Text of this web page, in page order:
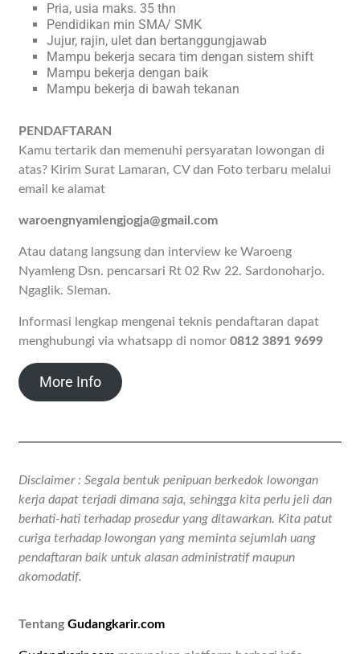
Pria, usia maks. 35 thn
Pendidikan min SMA/ SMK
Jujur, rajin, ulet dan bertanggungjawab
Mampu bekerja secara tim dengan sistem shift
Mampu bekerja dengan baik
Mampu bekerja di bawah tekanan
PENDAFTARAN
Kamu tertarik dan memenuhi persyaratan lowongan di
atas? Kirim Surat Lamaran, CV dan Foto terbaru melalui
email ke alamat
waroengnyamlengjogja@gmail.com
Atau datang langsung dan interview ke Waroeng
Nyamleng Dsn. pencarsari Rt 02 Rw 22. Sardonoharjo.
Ngaglik. Sleman.
Informasi lengkap mengenai teknis pendaftaran dapat
menghubungi via whatsapp di nomor0812 3891 9699
More Info
Disclaimer : Segala bentuk penipuan berkedok lowongan
kerja dapat terjadi dimana saja, sehingga kita perlu jeli dan
berhati-hati terhadap prosedur yang ditawarkan. Kita patut
curiga terhadap lowongan yang meminta sejumlah uang
pendaftaran baik untuk alasan administratif maupun
akomodatif.
TentangGudangkarir.com